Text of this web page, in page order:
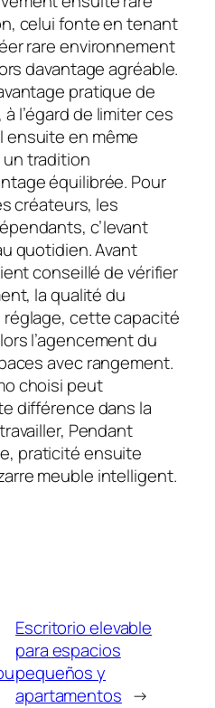
celui fonte en tenant
rare environnement
davantage agréable.
pratique de
l’égard de limiter ces
en même
tradition
équilibrée. Pour
créateurs, les
c’levant
quotidien. Avant
conseillé de vérifier
la qualité du
réglage, cette capacité
l’agencement du
avec rangement.
choisi peut
différence dans la
Pendant
praticité ensuite
meuble intelligent.
Escritorio elevable
para espacios
pequeños y
apartamentos →